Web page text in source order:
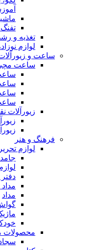
تغذیه و
لوازم
ساعت و
ساعت
زیورآلات
فرهنگ و هنر
لوازم تحریر
مداد
محصولات